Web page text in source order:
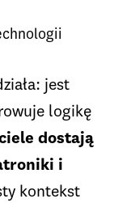
jest
logikę
dostają
i
kontekst